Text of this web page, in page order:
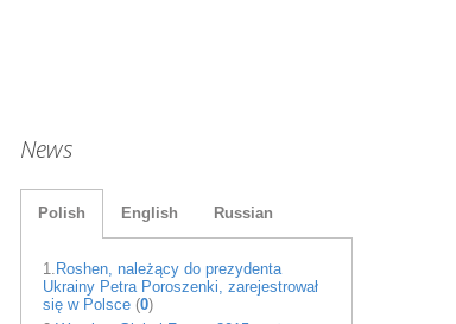
News
Polish English Russian
1. Roshen, należący do prezydenta
Ukrainy Petra Poroszenki, zarejestrował
się w Polsce (0)